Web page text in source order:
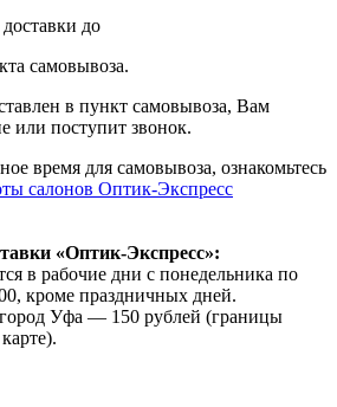
до
самовывоза.
в пункт самовывоза, Вам
или поступит звонок.
время для самовывоза, ознакомьтесь
салонов Оптик-Экспресс
«Оптик-Экспресс»:
в рабочие дни с понедельника по
кроме праздничных дней.
Уфа — 150 рублей (границы